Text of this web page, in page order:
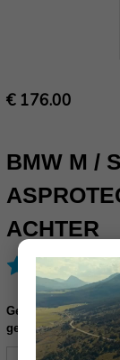
€ 176.00
BMW M /
ACHTER
Gelieve uw frame
geschikt is voor uw